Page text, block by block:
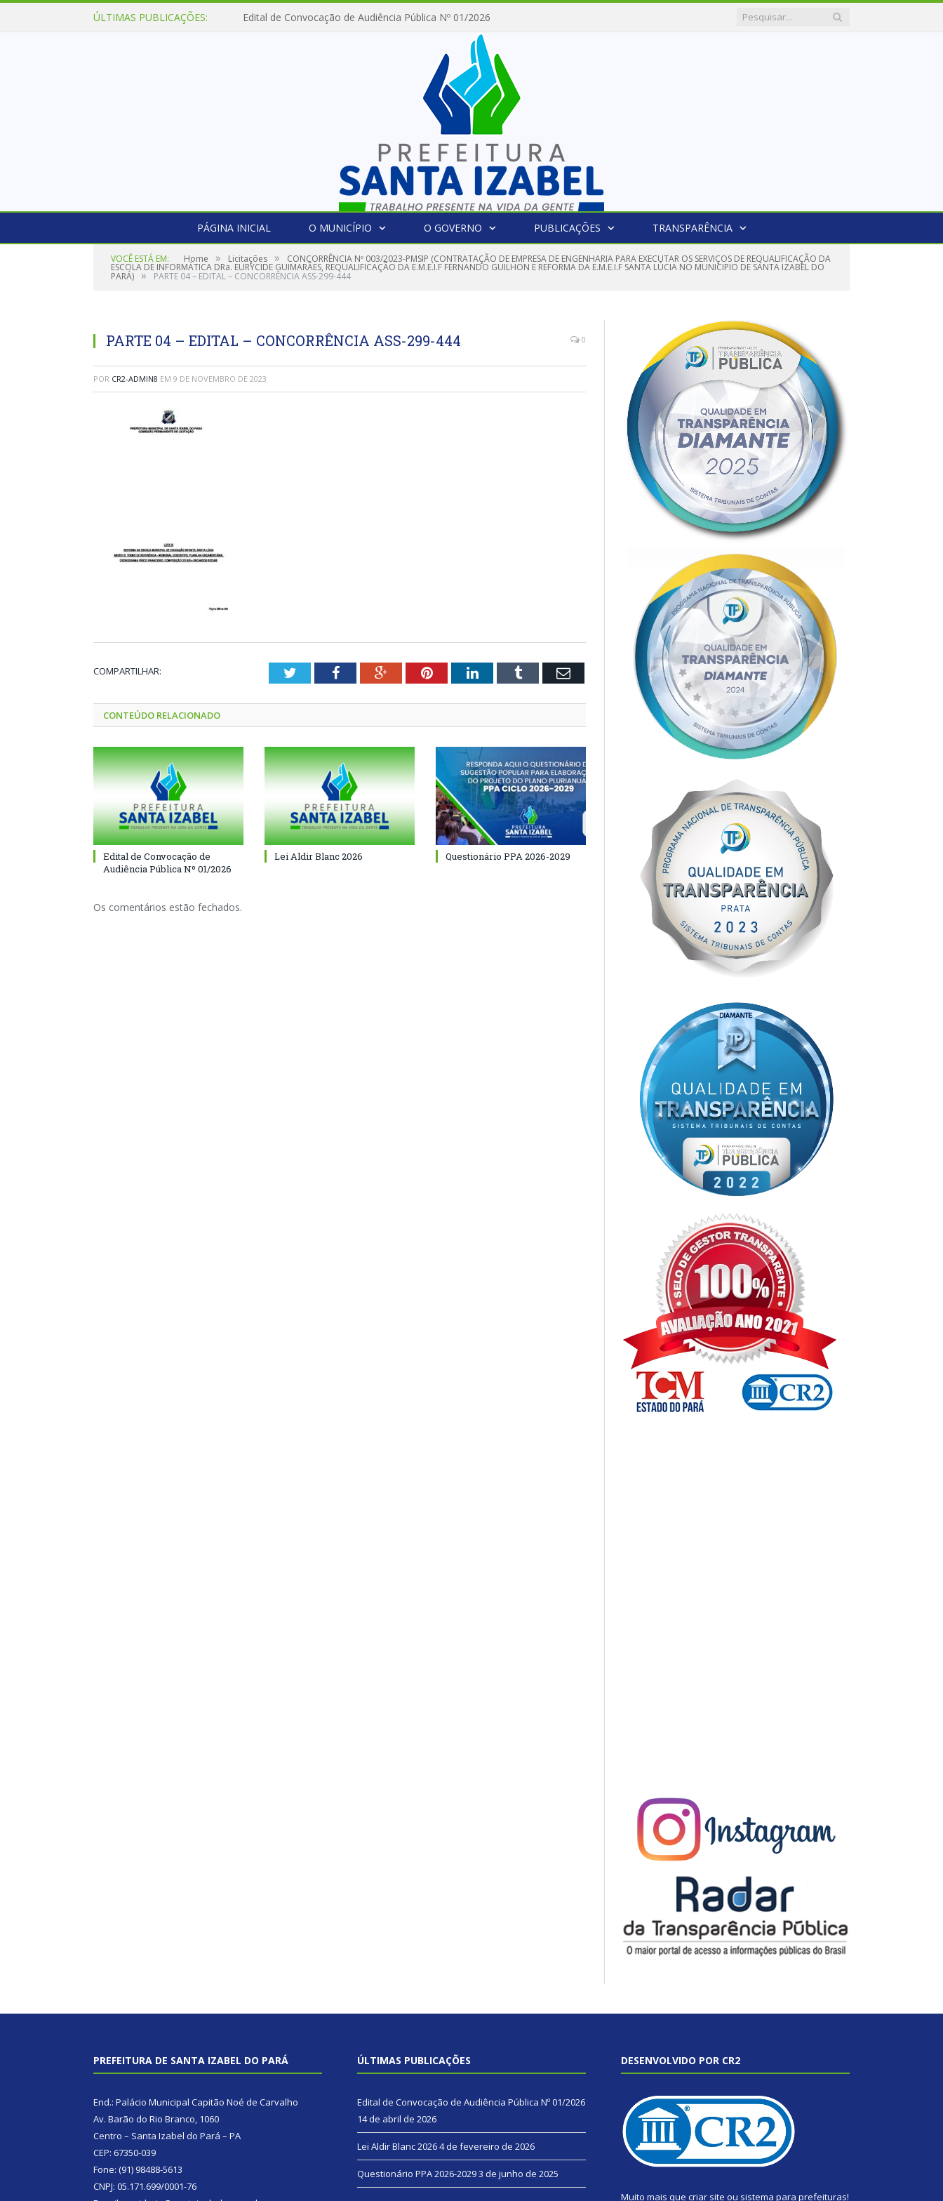
ÚLTIMAS PUBLICAÇÕES: Edital de Convocação de Audiência Pública Nº 01/2026
PÁGINA INICIAL O MUNICÍPIO O GOVERNO PUBLICAÇÕES TRANSPARÊNCIA
VOCÊ ESTÁ EM: Home » Licitações » CONCORRÊNCIA Nº 003/2023-PMSIP (CONTRATAÇÃO DE EMPRESA DE ENGENHARIA PARA EXECUTAR OS SERVIÇOS DE REQUALIFICAÇÃO DA
ESCOLA DE INFORMÁTICA DRa. EURYCIDE GUIMARÃES, REQUALIFICAÇÃO DA E.M.E.I.F FERNANDO GUILHON E REFORMA DA E.M.E.I.F SANTA LÚCIA NO MUNICIPIO DE SANTA IZABEL DO
PARÁ) » PARTE 04 – EDITAL – CONCORRÊNCIA ASS-299-444
PARTE 04 – EDITAL – CONCORRÊNCIA ASS-299-444 0
POR CR2-ADMIN8 EM 9 DE NOVEMBRO DE 2023
COMPARTILHAR: TwitterFacebookGoogle+PinterestLinkedInTumblr Email
CONTEÚDO RELACIONADO
Edital de Convocação de
Audiência Pública Nº 01/2026
Lei Aldir Blanc 2026 Questionário PPA 2026-2029
Os comentários estão fechados.
PREFEITURA DE SANTA IZABEL DO PARÁ
End.: Palácio Municipal Capitão Noé de Carvalho
Av. Barão do Rio Branco, 1060
Centro – Santa Izabel do Pará – PA
CEP: 67350-039
Fone: (91) 98488-5613
CNPJ: 05.171.699/0001-76
ÚLTIMAS PUBLICAÇÕES
Edital de Convocação de Audiência Pública Nº 01/2026
14 de abril de 2026
Lei Aldir Blanc 20264 de fevereiro de 2026
Questionário PPA 2026-20293 de junho de 2025
DESENVOLVIDO POR CR2
Muito mais que criar site ou sistema para prefeituras!